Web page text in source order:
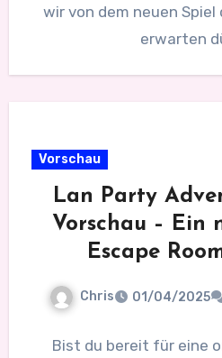
wir von dem neuen
erwarten
Vorschau
Lan Party
Vorschau – Ein
Escape
Chris 01/04/2025
Bist du bereit für eine